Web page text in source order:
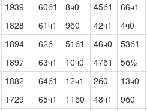
1939 60б1 8ч0 45б1 66ч1
1828 61ч1 9б0 42ч1 4ч0
1894 62б- 51б1 46ч0 53б1
1897 63ч1 10ч0 47б1 5б½
1882 64б1 12ч1 2б0 13ч0
1729 65ч1 11б0 48ч1 9б0